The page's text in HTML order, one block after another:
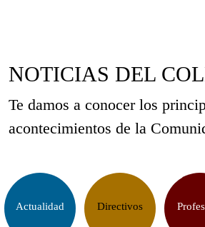
NOTICIAS DEL
Te damos a conocer los
acontecimientos de la
Actualidad Directivos